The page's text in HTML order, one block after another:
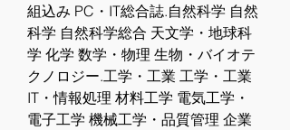
組込み PC・IT総合誌.自然科学 自然
科学 自然科学総合 天文学・地球科
学 化学 数学・物理 生物・バイオテ
クノロジー.工学・工業 工学・工業
IT・情報処理 材料工学 電気工学・
電子工学 機械工学・品質管理 企業